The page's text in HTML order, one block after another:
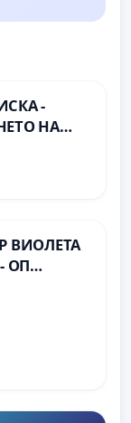
-
НА
НА
НА
ВИОЛЕТА
ОП